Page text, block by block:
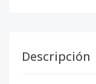
Descripción